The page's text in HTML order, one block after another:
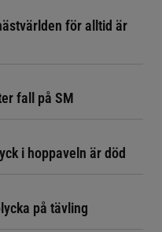
för alltid är
fall på SM
i hoppaveln är död
på tävling